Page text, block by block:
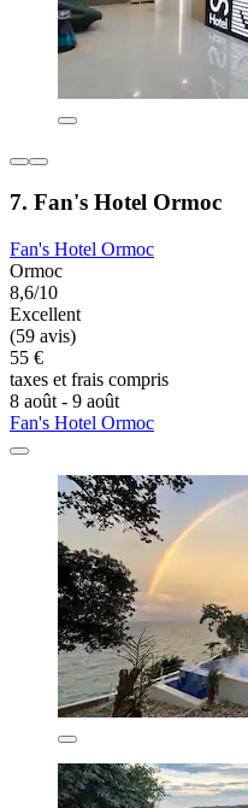
7. Fan's Hotel Ormoc
Fan's Hotel Ormoc
Ormoc
8,6/10
Excellent
(59 avis)
55 €
taxes et frais compris
8 août - 9 août
Fan's Hotel Ormoc